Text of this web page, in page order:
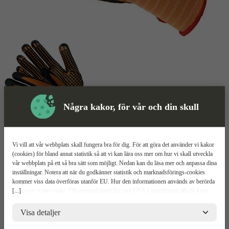
Några kakor, för vår och din skull
[...]
Vi vill att vår webbplats skall fungera bra för dig. För att göra det använder vi kakor
(cookies) för bland annat statistik så att vi kan lära oss mer om hur vi skall utveckla
vår webbplats på ett så bra sätt som möjligt. Nedan kan du läsa mer och anpassa dina
inställningar. Notera att när du godkänner statistik och marknadsförings-cookies
kommer viss data överföras utanför EU. Hur den informationen används av berörda
bolag vet vi inte exakt. Till exempel uppfyller inte USA:s lagstiftning alla de krav
risker för dina personuppgifter. De berörda bolagen måste lämna över uppgifter till
brottsbekämpande myndigheter i USA om de får en sådan begäran. Det kan dock
Visa detaljer
Montagehandske Mer information
Exelar 5316NI
Nitrildoppad och stryktålig
Nylon och spandex